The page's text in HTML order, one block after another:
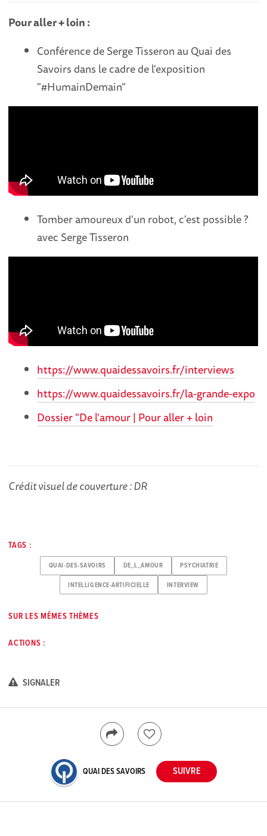
Pour aller + loin :
Conférence de Serge Tisseron au Quai des
Savoirs dans le cadre de l'exposition
"#HumainDemain"
Tomber amoureux d'un robot, c'est possible ?
avec Serge Tisseron
https://www.quaidessavoirs.fr/interviews
https://www.quaidessavoirs.fr/la-grande-expo
Dossier "De l'amour | Pour aller + loin
Crédit visuel de couverture : DR
TAGS :
QUAI-DES-SAVOIRS DE_L_AMOUR PSYCHIATRIE
INTELLIGENCE-ARTIFICIELLE INTERVIEW
SUR LES MÊMES THÈMES
ACTIONS :
SIGNALER
QUAI DES SAVOIRS